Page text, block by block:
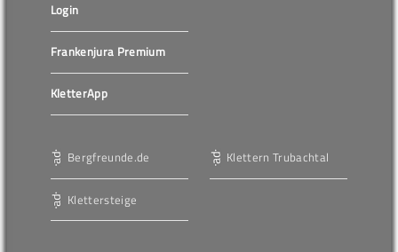
Login
Frankenjura Premium
KletterApp
Bergfreunde.de
Klettersteige
Klettern Trubachtal